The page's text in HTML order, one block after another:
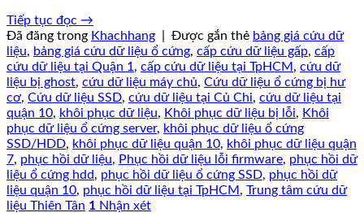
Tiếp tục đọc →
Đã đăng trong Khachhang Được gắn thẻ bảng giá cứu dữ
liệu, bảng giá cứu dữ liệu ổ cứng, cấp cứu dữ liệu gấp, cấp
cứu dữ liệu tại Quận 1, cấp cứu dữ liệu tại TpHCM , cứu dữ
liệu bị ghost, cứu dữ liệu máy chủ, Cứu dữ liệu ổ cứng bị hư
cơ, Cứu dữ liệu SSD, cứu dữ liệu tại Củ Chi, cứu dữ liệu tại
quận 10, khôi phục dữ liệu, Khôi phục dữ liệu bị lỗi, Khôi
phục dữ liệu ổ cứng server, khôi phục dữ liệu ổ cứng
SSD/HDD, khôi phục dữ liệu quận 10, khôi phục dữ liệu quận
7, phục hồi dữ liệu, Phục hồi dữ liệu lỗi firmware, phục hồi dữ
liệu ổ cứng hdd, phục hồi dữ liệu ổ cứng SSD, phục hồi dữ
liệu quận 10, phục hồi dữ liệu tại TpHCM , Trung tâm cứu dữ
liệu Thiên Tân 1 Nhận xét